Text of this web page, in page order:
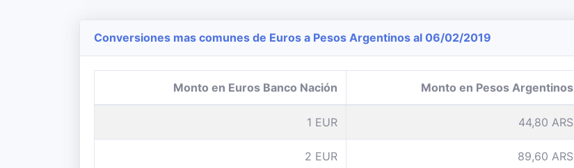
Conversiones mas comunes de Euros a Pesos Argentinos al 06/02/2019
Monto en Euros Banco Nación Monto en Pesos Argentinos
1 EUR 44,80 ARS
2 EUR 89,60 ARS